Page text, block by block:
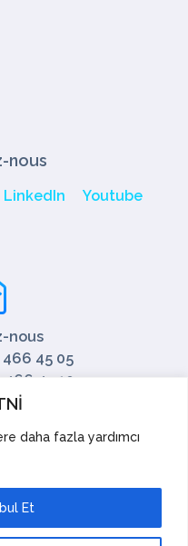
daha fazla yardımcı
Et
nous
LinkedIn Youtube
nous
466 45 05
466 45 10
ventes